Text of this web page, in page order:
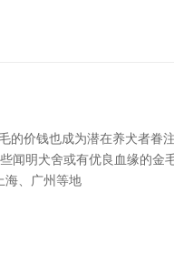
价钱也成为潜在养犬者眷
明犬舍或有优良血缘的
海、广州等地